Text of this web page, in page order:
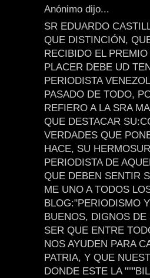
Anónimo dijo...
SR EDUARDO
QUE DISTINCIÓN,
RECIBIDO EL
PLACER DEBE UD
PERIODISTA
PASADO DE TODO,
REFIERO A LA SRA
QUE DESTACAR
VERDADES QUE
HACE, SU
PERIODISTA DE
QUE DEBEN SENTIR
ME UNO A TODOS
BLOG:"PERIODISMO
BUENOS, DIGNOS
SER QUE ENTRE
NOS AYUDEN PARA
PATRIA, Y QUE
DONDE ESTE LA